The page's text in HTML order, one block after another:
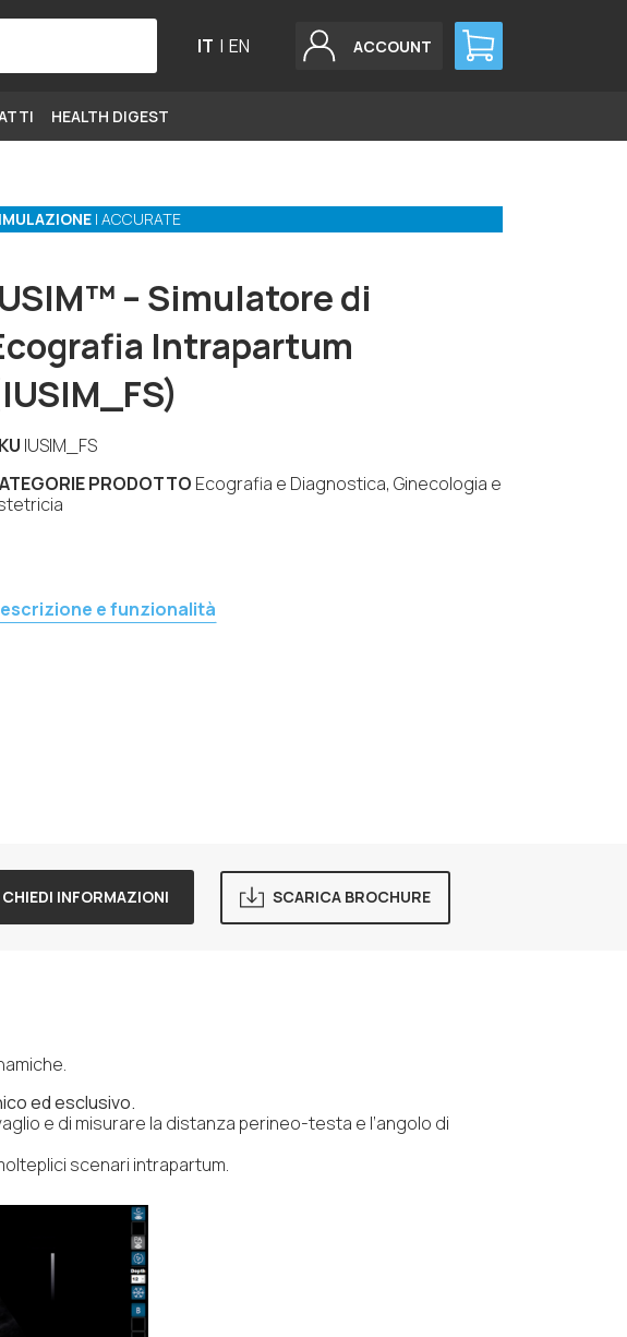
IT | EN ACCOUNT
HEALTH DIGEST
| ACCURATE
– Simulatore di
Intrapartum
IUSIM_FS
PRODOTTO Ecografia e Diagnostica, Ginecologia e
e funzionalità
CHIEDI INFORMAZIONI SCARICA BROCHURE
ed esclusivo.
e di misurare la distanza perineo-testa e l’angolo di
scenari intrapartum.